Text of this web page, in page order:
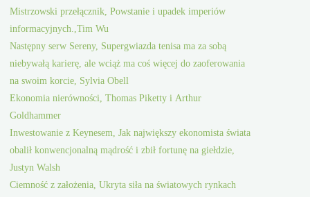
Mistrzowski przełącznik, Powstanie i upadek imperiów
informacyjnych.,Tim Wu
Następny serw Sereny, Supergwiazda tenisa ma za sobą
niebywałą karierę, ale wciąż ma coś więcej do zaoferowania
na swoim korcie, Sylvia Obell
Ekonomia nierówności, Thomas Piketty i Arthur
Goldhammer
Inwestowanie z Keynesem, Jak największy ekonomista świata
obalił konwencjonalną mądrość i zbił fortunę na giełdzie,
Justyn Walsh
Ciemność z założenia, Ukryta siła na światowych rynkach